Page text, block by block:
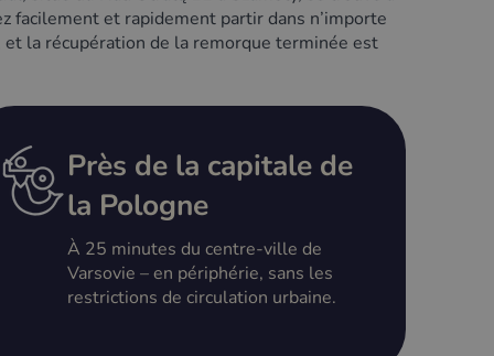
facilement et rapidement partir dans n’importe
et la récupération de la remorque terminée est
Près de la capitale de
la Pologne
À 25 minutes du centre-ville de
Varsovie – en périphérie, sans les
restrictions de circulation urbaine.